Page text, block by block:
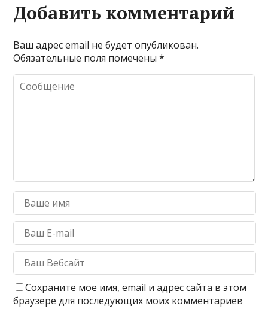
Добавить комментарий
Ваш адрес email не будет опубликован.
Обязательные поля помечены*
Сохраните моё имя, email и адрес сайта в этом
браузере для последующих моих комментариев